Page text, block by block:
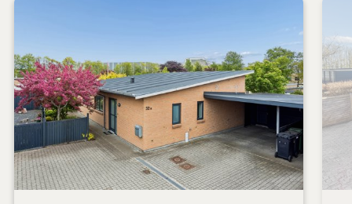
7500
Holstebro